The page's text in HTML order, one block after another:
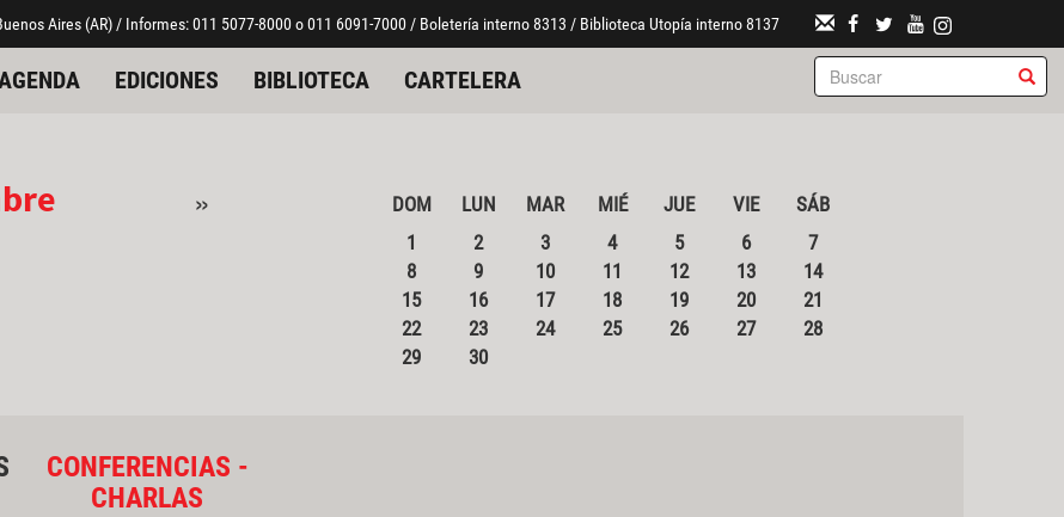
Aires (AR) / Informes: 011 5077-8000 o 011 6091-7000 / Boletería interno 8313 / Biblioteca Utopía interno 8137
EDICIONES BIBLIOTECA CARTELERA
» DOM LUN MAR MIÉ JUE VIE
SÁB
1
2 3 4 5 6
7
8
9 10 11 12 13
14
15
16 17 18 19 20
21
22
23 24 25 26 27
28
29
30
CONFERENCIAS -
CHARLAS